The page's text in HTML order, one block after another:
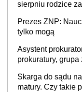
sierpniu rodzice
ponad 1 tys. zł
Prezes ZNP:
tylko mogą
Asystent
prokuratury,
Skarga do sądu
matury. Czy takie